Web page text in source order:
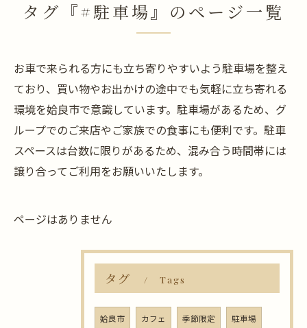
タグ『#駐車場』のページ一覧
お車で来られる方にも立ち寄りやすいよう駐車場を整え
ており、買い物やお出かけの途中でも気軽に立ち寄れる
環境を姶良市で意識しています。駐車場があるため、グ
ループでのご来店やご家族での食事にも便利です。駐車
スペースは台数に限りがあるため、混み合う時間帯には
譲り合ってご利用をお願いいたします。
ページはありません
タグ Tags
姶良市 カフェ 季節限定 駐車場